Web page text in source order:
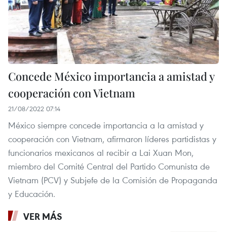
Concede México importancia a amistad y
cooperación con Vietnam
21/08/2022 07:14
México siempre concede importancia a la amistad y
cooperación con Vietnam, afirmaron líderes partidistas y
funcionarios mexicanos al recibir a Lai Xuan Mon,
miembro del Comité Central del Partido Comunista de
Vietnam (PCV) y Subjefe de la Comisión de Propaganda
y Educación.
VER MÁS